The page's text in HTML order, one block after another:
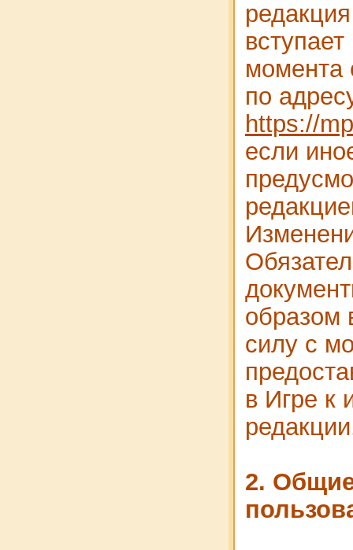
момента
по
https://
если
образом
силу с
в Игре к
2.